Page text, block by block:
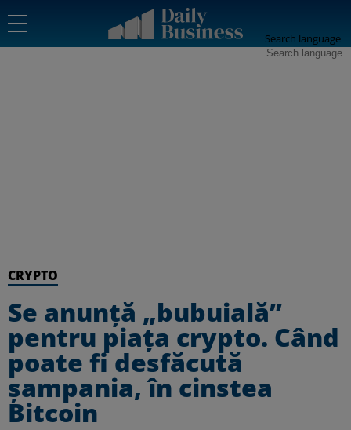
Search language
CRYPTO
Se anunță „bubuială”
pentru piața crypto. Când
poate fi desfăcută
șampania, în cinstea
Bitcoin